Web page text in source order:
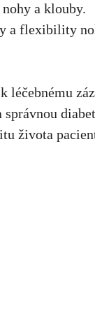
a klouby.
a flexibility
léčebnému
života